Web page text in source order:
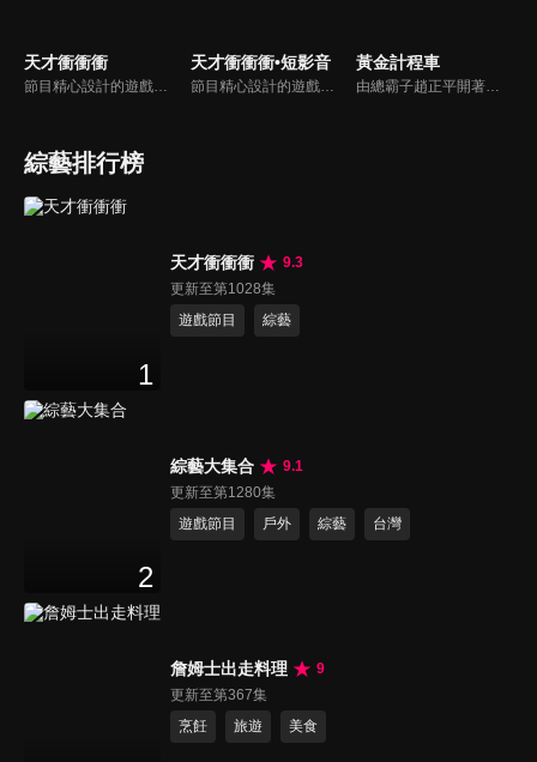
天才衝衝衝
節目精心設計的遊戲內容，包括深受觀眾喜愛並且火紅於各大專院校的【TEMPO系列】，考驗藝人用肢體表達能力以及聯想能力的【你是WORD演】、【會演是英雄】，考驗英文程度的【EAR傳耳ABC】，超簡單、超爆笑的【看你怎麼說】，以及考驗藝人反應、機智以及隊友默契的【不可能的默契】等單元，逗趣又爆笑！
天才衝衝衝•短影音
節目精心設計的遊戲內容，包括深受觀眾喜愛並且火紅於各大專院校的【TEMPO系列】，考驗藝人用肢體表達能力以及聯想能力的【你是WORD演】、【會演是英雄】，考驗英文程度的【EAR傳耳ABC】，超簡單、超爆笑的【看你怎麼說】，以及考驗藝人反應、機智以及隊友默契的【不可能的默契】等單元，逗趣又爆笑！
黃金計程車
由總霸子趙正平開著計程車在街頭隨機找尋搭車路人，進行機智問答，如果十題答對就可以拿走金元寶！如果沒有答對，就把當前獎金減一個0然後發放！另外節目中總霸子趙正平還會帶我們遍尋美食名景。
綜藝排行榜
1
天才衝衝衝
9.3
更新至第1028集
遊戲節目
綜藝
2
綜藝大集合
9.1
更新至第1280集
遊戲節目
戶外 綜藝 台灣
詹姆士出走料理
9
更新至第367集
烹飪
旅遊 美食